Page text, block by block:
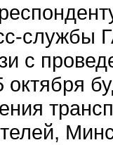
службы
с
октября